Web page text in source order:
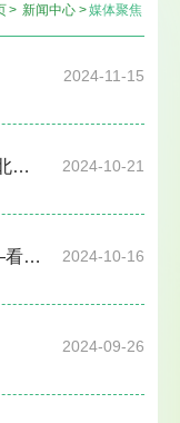
> 新闻中心 >媒体聚焦
2024-11-15
2024-10-21
2024-10-16
世界
2024-09-26